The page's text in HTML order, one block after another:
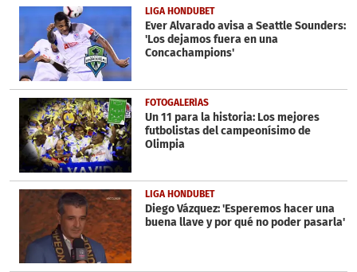
36
seconds
LIGA HONDUBET
Ever Alvarado avisa a Seattle Sounders:
'Los dejamos fuera en una
Concachampions'
FOTOGALERÍAS
Un 11 para la historia: Los mejores
futbolistas del campeonísimo de
Olimpia
LIGA HONDUBET
Diego Vázquez: 'Esperemos hacer una
buena llave y por qué no poder pasarla'